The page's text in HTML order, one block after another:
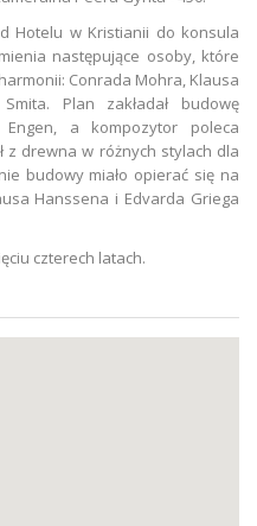
Hotelu w Kristianii do konsula
następujące osoby, które
Conrada Mohra, Klausa
Plan zakładał budowę
a kompozytor poleca
z drewna w różnych stylach dla
budowy miało opierać się na
Hanssena i Edvarda Griega
czterech latach.